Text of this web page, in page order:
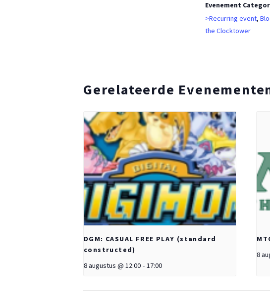
Evenement
>Recurring event,
the Clocktower
Gerelateerde
DGM: CASUAL FREE PLAY (standard
constructed)
8 augustus @ 12:00 - 17:00
8